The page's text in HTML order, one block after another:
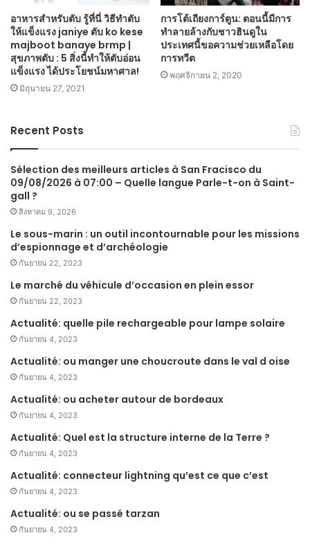
อาหารสำหรับตับ รู้ที่นี่ วิธีทำตับ
ให้แข็งแรง janiye ตับ ko kese
majboot banaye brmp |
สุขภาพตับ : 5 สิ่งนี้ทำให้ตับอ่อน
แข็งแรง ได้ประโยชน์มหาศาล!
มิถุนายน 27, 2021
การโต้เถียงการ์ตูน: ตอนนี้มีการ
ทำลายล้างกับชาวฮินดูใน
ประเทศนี้ขอความช่วยเหลือโดย
การทวีต
พฤศจิกายน 2, 2020
Recent Posts
Sélection des meilleurs articles à San Fracisco du
09/08/2026 à 07:00 – Quelle langue Parle-t-on à Saint-
gall ?
สิงหาคม 9, 2026
Le sous-marin : un outil incontournable pour les missions
d’espionnage et d’archéologie
กันยายน 22, 2023
Le marché du véhicule d’occasion en plein essor
กันยายน 22, 2023
Actualité: quelle pile rechargeable pour lampe solaire
กันยายน 4, 2023
Actualité: ou manger une choucroute dans le val d oise
กันยายน 4, 2023
Actualité: ou acheter autour de bordeaux
กันยายน 4, 2023
Actualité: Quel est la structure interne de la Terre ?
กันยายน 4, 2023
Actualité: connecteur lightning qu’est ce que c’est
กันยายน 4, 2023
Actualité: ou se passé tarzan
กันยายน 4, 2023